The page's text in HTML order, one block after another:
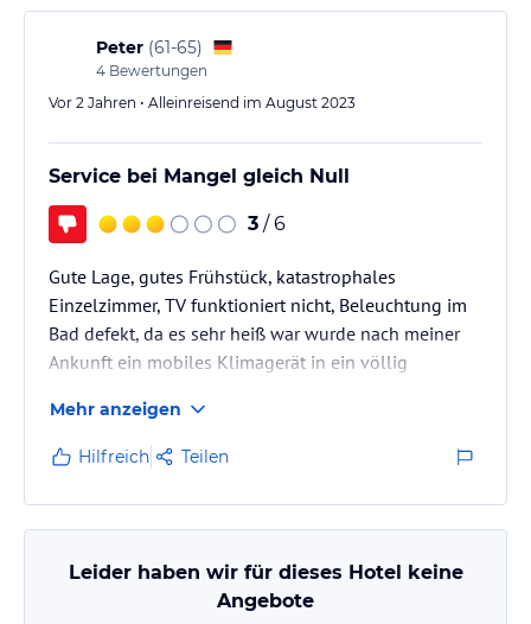
Apropos: Das Hotelrestaurant ist zurecht einer der
besten Italiener Ingolstadts, ein…
Peter (61-65)
4 Bewertungen
Vor 2 Jahren • Alleinreisend im August 2023
Service bei Mangel gleich Null
3 / 6
Gute Lage, gutes Frühstück, katastrophales
Einzelzimmer, TV funktioniert nicht, Beleuchtung im
Bad defekt, da es sehr heiß war wurde nach meiner
Ankunft ein mobiles Klimagerät in ein völlig
offenem Fenster nach außen daher ziemlich sinnlos.
Meine Reklamation wurde schulterzuckend
hingenommen, man habe mir versehentlich das
falsche Zimmer gegeben. Dennoch wurde der volle
Preis für ein 3×××-Hotel verlangt.
Mehr anzeigen
Hilfreich Teilen
Leider haben wir für dieses Hotel keine
Angebote